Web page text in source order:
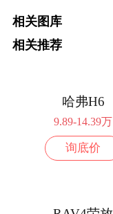
相关图库
相关推荐
哈弗H6
9.89-14.39万
询底价